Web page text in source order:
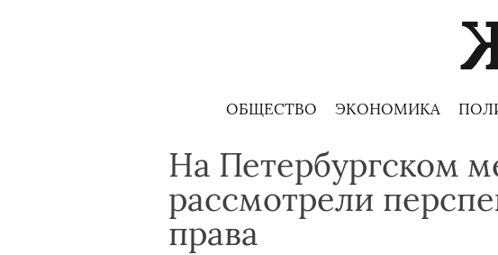
ОБЩЕСТВО ЭКОНОМИКА
На Петербургском
рассмотрели
права